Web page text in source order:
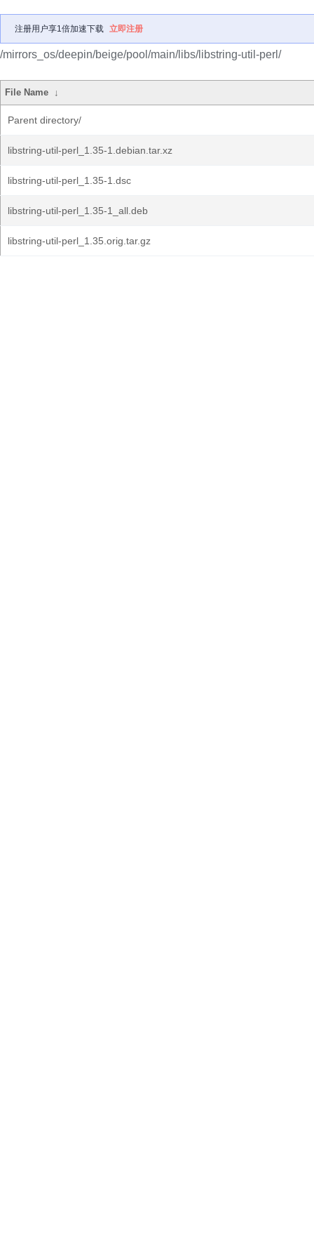
注册用户享1倍加速下载 立即注册
/mirrors_os/deepin/beige/pool/main/libs/libstring-util-perl/
File Name ↓
Parent directory/
libstring-util-perl_1.35-1.debian.tar.xz
libstring-util-perl_1.35-1.dsc
libstring-util-perl_1.35-1_all.deb
libstring-util-perl_1.35.orig.tar.gz